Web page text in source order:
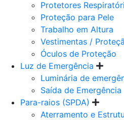
Protetores
Proteção para Pele
Trabalho em Altura
Vestimentas /
Óculos de Proteção
Luz de Emergência
Luminária de
Saída de Emergência
Para-raios (SPDA)
Aterramento e